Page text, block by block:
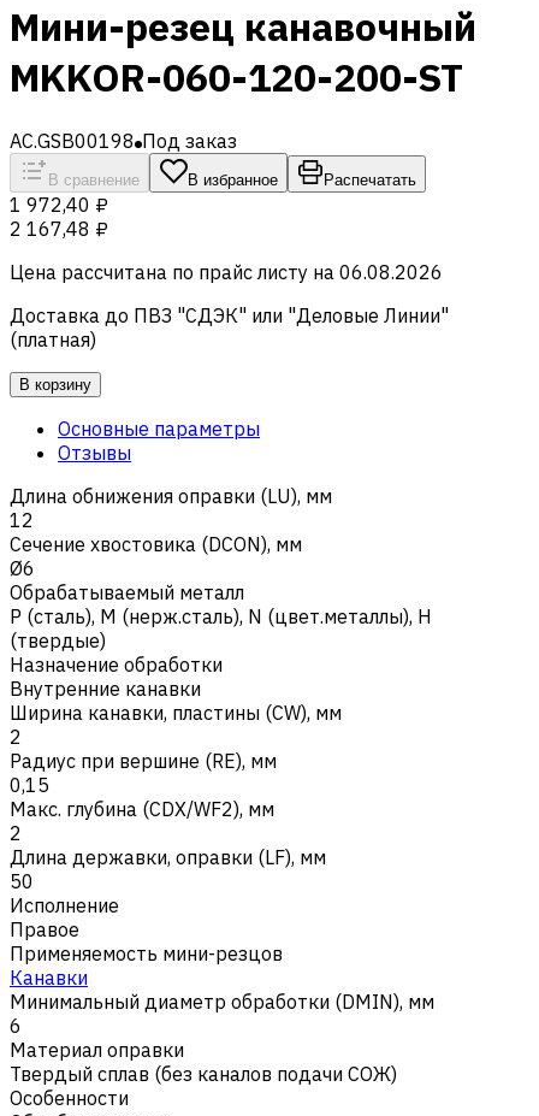
Мини-резец канавочный
MKKOR-060-120-200-ST
AC.GSB00198 Под заказ
В сравнение В избранное Распечатать
1 972,40 ₽
2 167,48 ₽
Цена рассчитана по прайс листу на 06.08.2026
Доставка до ПВЗ "СДЭК" или "Деловые Линии"
(платная)
В корзину
Основные параметры
Отзывы
Длина обнижения оправки (LU), мм
12
Сечение хвостовика (DCON), мм
Ø6
Обрабатываемый металл
Р (сталь), M (нерж.сталь), N (цвет.металлы), H
(твердые)
Назначение обработки
Внутренние канавки
Ширина канавки, пластины (CW), мм
2
Радиус при вершине (RE), мм
0,15
Макс. глубина (CDX/WF2), мм
2
Длина державки, оправки (LF), мм
50
Исполнение
Правое
Применяемость мини-резцов
Канавки
Минимальный диаметр обработки (DMIN), мм
6
Материал оправки
Твердый сплав (без каналов подачи СОЖ)
Особенности